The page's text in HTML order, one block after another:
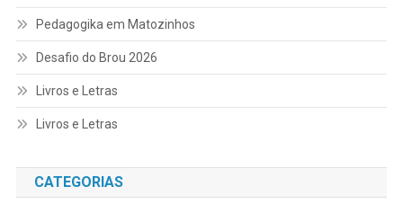
Pedagogika em Matozinhos
Desafio do Brou 2026
Livros e Letras
Livros e Letras
CATEGORIAS